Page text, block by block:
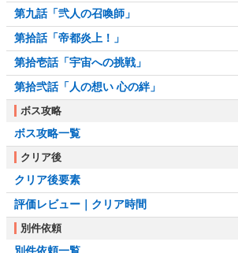
第九話「弐人の召喚師」
第拾話「帝都炎上！」
第拾壱話「宇宙への挑戦」
第拾弐話「人の想い 心の絆」
ボス攻略
ボス攻略一覧
クリア後
クリア後要素
評価レビュー｜クリア時間
別件依頼
別件依頼一覧